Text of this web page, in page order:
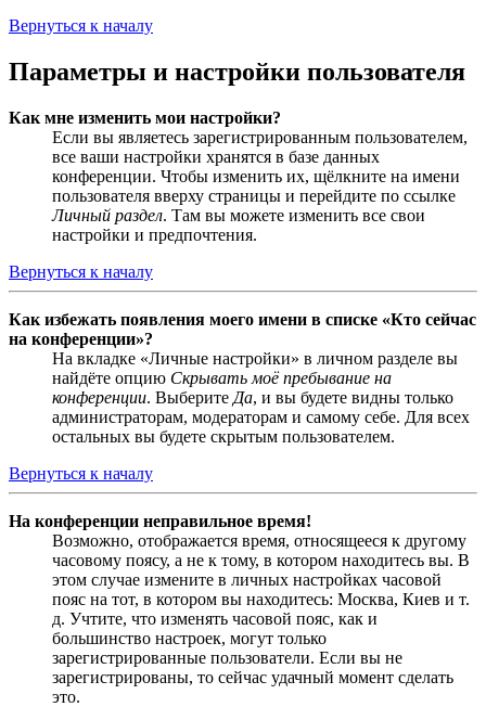
Вернуться к началу
Параметры и настройки пользователя
Как мне изменить мои настройки?
Если вы являетесь зарегистрированным пользователем,
все ваши настройки хранятся в базе данных
конференции. Чтобы изменить их, щёлкните на имени
пользователя вверху страницы и перейдите по ссылке
Личный раздел. Там вы можете изменить все свои
настройки и предпочтения.
Вернуться к началу
Как избежать появления моего имени в списке «Кто сейчас
на конференции»?
На вкладке «Личные настройки» в личном разделе вы
найдёте опцию Скрывать моё пребывание на
конференции. Выберите Да, и вы будете видны только
администраторам, модераторам и самому себе. Для всех
остальных вы будете скрытым пользователем.
Вернуться к началу
На конференции неправильное время!
Возможно, отображается время, относящееся к другому
часовому поясу, а не к тому, в котором находитесь вы. В
этом случае измените в личных настройках часовой
пояс на тот, в котором вы находитесь: Москва, Киев и т.
д. Учтите, что изменять часовой пояс, как и
большинство настроек, могут только
зарегистрированные пользователи. Если вы не
зарегистрированы, то сейчас удачный момент сделать
это.